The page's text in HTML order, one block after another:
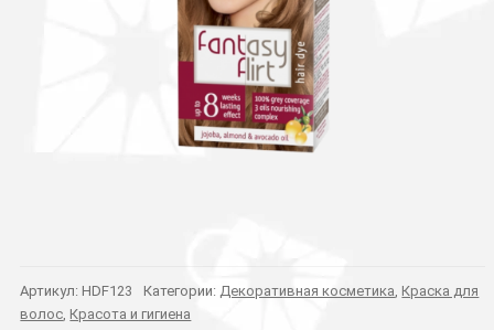
Артикул: HDF123 Категории: Декоративная косметика, Краска для
волос, Красота и гигиена